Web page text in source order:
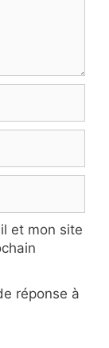
et mon site
réponse à